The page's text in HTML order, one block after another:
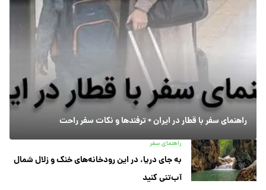
راهنمای سفر با قطار در ایران + ترفندها و نکات سفر راحت
راهنمای سفر
به جای دریا، در این رودخانه‌های خنک و زلال شمال
آب‌تنی کنید